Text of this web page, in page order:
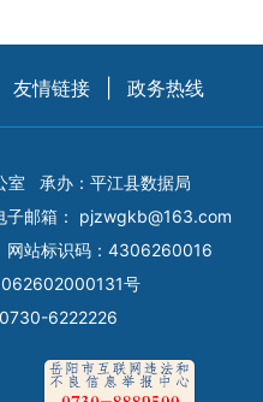
友情链接 政务热线
室
承办：平江县数据局
子邮箱： pjzwgkb@163.com
网站标识码：4306260016
号
6222226